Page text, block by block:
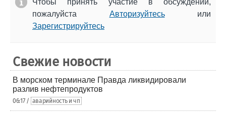
Чтобы принять участие в обсуждении,
пожалуйста Авторизуйтесьили
Зарегистрируйтесь
Свежие новости
В морском терминале Правда ликвидировали
разлив нефтепродуктов
06:17 / аварийность и чп